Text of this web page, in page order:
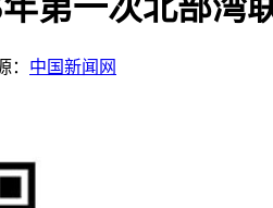
： 中国新闻网